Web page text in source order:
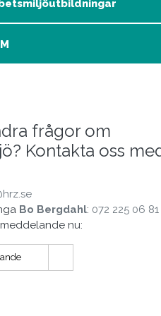
frågor om
Kontakta oss
Bo Bergdahl: 072 225 06 81
nu: